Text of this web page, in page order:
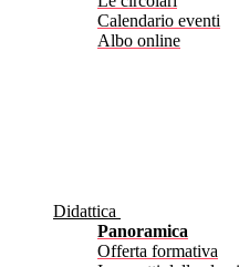
Calendario eventi
Albo online
Didattica
Panoramica
Offerta formativa